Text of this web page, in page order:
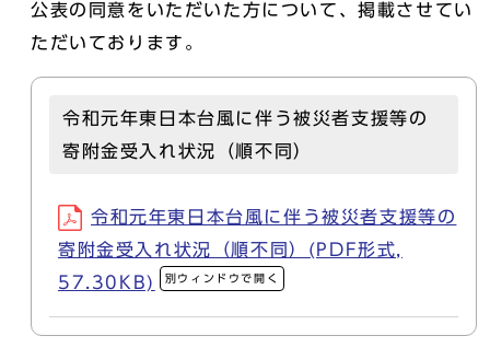
公表の同意をいただいた方について、掲載させてい
ただいております。
令和元年東日本台風に伴う被災者支援等の
寄附金受入れ状況（順不同）
令和元年東日本台風に伴う被災者支援等の
寄附金受入れ状況（順不同）(PDF形式,
57.30KB)
別ウィンドウで開く